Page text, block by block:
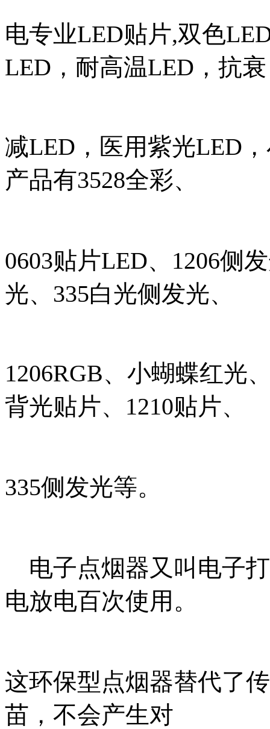
电专业LED贴片,双色
LED，耐高温LED，抗衰
减LED，医用紫光LED
产品有3528全彩、
0603贴片LED、1206侧
光、335白光侧发光、
1206RGB、小蝴蝶红光
背光贴片、1210贴片、
335侧发光等。
电子点烟器又叫电子
电放电百次使用 。
这环保型点烟器替代了
苗，不会产生对